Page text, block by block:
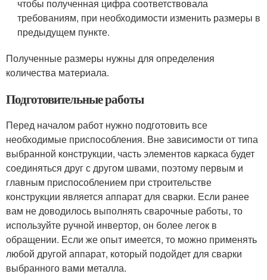
чтобы полученная цифра соответствовала
требованиям, при необходимости изменить размеры в
предыдущем пункте.
Полученные размеры нужны для определения
количества материала.
Подготовительные работы
Перед началом работ нужно подготовить все
необходимые приспособления. Вне зависимости от типа
выбранной конструкции, часть элементов каркаса будет
соединяться друг с другом швами, поэтому первым и
главным приспособлением при строительстве
конструкции является аппарат для сварки. Если ранее
вам не доводилось выполнять сварочные работы, то
используйте ручной инвертор, он более легок в
обращении. Если же опыт имеется, то можно применять
любой другой аппарат, который подойдет для сварки
выбранного вами металла.